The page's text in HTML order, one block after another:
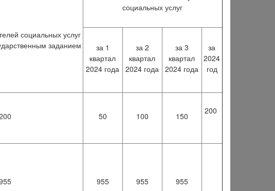
социальных услуг
заданием
социальных услуг
за 1
квартал
2024 года
за 2
квартал
2024 года
за 3
квартал
2024 года
за
2024
год
50 100 150
200
955 955 955